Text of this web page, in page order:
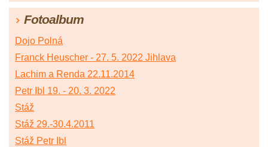
Fotoalbum
Dojo Polná
Franck Heuscher - 27. 5. 2022 Jihlava
Lachim a Renda 22.11.2014
Petr Ibl 19. - 20. 3. 2022
Stáž
Stáž 29.-30.4.2011
Stáž Petr Ibl